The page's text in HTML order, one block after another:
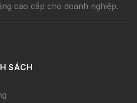
cao cấp cho doanh nghiệp.
SÁCH